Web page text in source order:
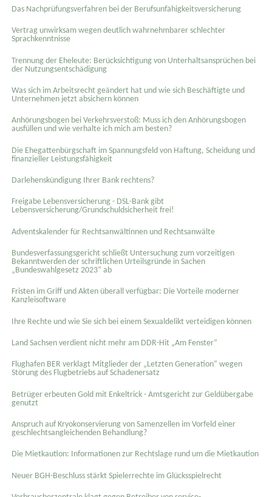
Das Nachprüfungsverfahren bei der Berufsunfähigkeitsversicherung
Vertrag unwirksam wegen deutlich wahrnehmbarer schlechter
Sprachkenntnisse
Trennung der Eheleute: Berücksichtigung von Unterhaltsansprüchen bei
der Nutzungsentschädigung
Was sich im Arbeitsrecht geändert hat und wie sich Beschäftigte und
Unternehmen jetzt absichern können
Anhörungsbogen bei Verkehrsverstoß: Muss ich den Anhörungsbogen
ausfüllen und wie verhalte ich mich am besten?
Die Ehegattenbürgschaft im Spannungsfeld von Haftung, Scheidung und
finanzieller Leistungsfähigkeit
Darlehenskündigung Ihrer Bank rechtens?
Freigabe Lebensversicherung - DSL-Bank gibt
Lebensversicherung/Grundschuldsicherheit frei!
Adventskalender für Rechtsanwältinnen und Rechtsanwälte
Bundesverfassungsgericht schließt Untersuchung zum vorzeitigen
Bekanntwerden der schriftlichen Urteilsgründe in Sachen
„Bundeswahlgesetz 2023“ ab
Fristen im Griff und Akten überall verfügbar: Die Vorteile moderner
Kanzleisoftware
Ihre Rechte und wie Sie sich bei einem Sexual­delikt verteidigen können
Land Sachsen verdient nicht mehr am DDR-Hit „Am Fenster“
Flughafen BER verklagt Mitglieder der „Letzten Generation“ wegen
Störung des Flugbetriebs auf Schadenersatz
Betrüger erbeuten Gold mit Enkeltrick - Amtsgericht zur Geldübergabe
genutzt
Anspruch auf Kryokonservierung von Samenzellen im Vorfeld einer
geschlechtsangleichenden Behandlung?
Die Mietkaution: Informationen zur Rechtslage rund um die Mietkaution
Neuer BGH-Beschluss stärkt Spielerrechte im Glücksspielrecht